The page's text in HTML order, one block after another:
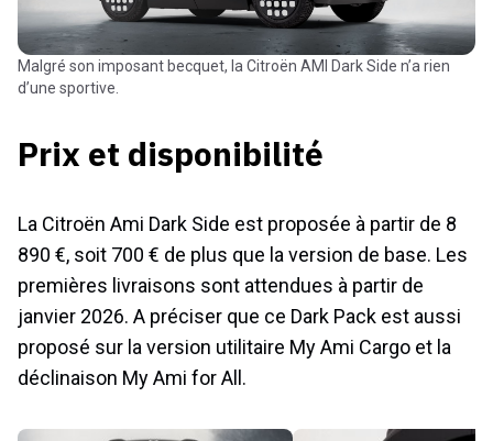
Malgré son imposant becquet, la Citroën AMI Dark Side n’a rien
d’une sportive.
Prix et disponibilité
La Citroën Ami Dark Side est proposée à partir de 8
890 €, soit 700 € de plus que la version de base. Les
premières livraisons sont attendues à partir de
janvier 2026. A préciser que ce Dark Pack est aussi
proposé sur la version utilitaire My Ami Cargo et la
déclinaison My Ami for All.